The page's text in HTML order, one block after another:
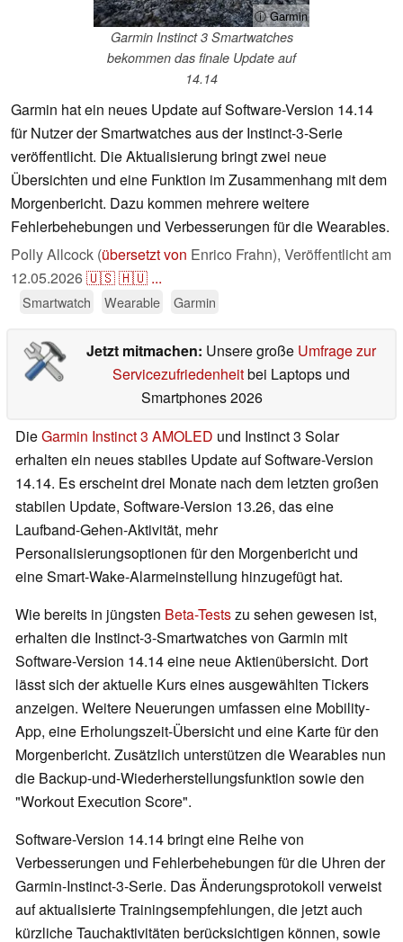
ⓘ Garmin
Garmin Instinct 3 Smartwatches
bekommen das finale Update auf
14.14
Garmin hat ein neues Update auf Software-Version 14.14
für Nutzer der Smartwatches aus der Instinct-3-Serie
veröffentlicht. Die Aktualisierung bringt zwei neue
Übersichten und eine Funktion im Zusammenhang mit dem
Morgenbericht. Dazu kommen mehrere weitere
Fehlerbehebungen und Verbesserungen für die Wearables.
Polly Allcock (übersetzt von Enrico Frahn), Veröffentlicht am
12.05.2026🇺🇸🇭🇺 ...
Smartwatch Wearable Garmin
Jetzt mitmachen: Unsere große Umfrage zur
Servicezufriedenheitbei Laptops und
Smartphones 2026
DieGarmin Instinct 3 AMOLED und Instinct 3 Solar
erhalten ein neues stabiles Update auf Software-Version
14.14. Es erscheint drei Monate nach dem letzten großen
stabilen Update, Software-Version 13.26, das eine
Laufband-Gehen-Aktivität, mehr
Personalisierungsoptionen für den Morgenbericht und
eine Smart-Wake-Alarmeinstellung hinzugefügt hat.
Wie bereits in jüngsten Beta-Testszu sehen gewesen ist,
erhalten die Instinct-3-Smartwatches von Garmin mit
Software-Version 14.14 eine neue Aktienübersicht. Dort
lässt sich der aktuelle Kurs eines ausgewählten Tickers
anzeigen. Weitere Neuerungen umfassen eine Mobility-
App, eine Erholungszeit-Übersicht und eine Karte für den
Morgenbericht. Zusätzlich unterstützen die Wearables nun
die Backup-und-Wiederherstellungsfunktion sowie den
"Workout Execution Score".
Software-Version 14.14 bringt eine Reihe von
Verbesserungen und Fehlerbehebungen für die Uhren der
Garmin-Instinct-3-Serie. Das Änderungsprotokoll verweist
auf aktualisierte Trainingsempfehlungen, die jetzt auch
kürzliche Tauchaktivitäten berücksichtigen können, sowie